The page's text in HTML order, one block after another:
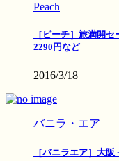
Peach
［ピーチ］旅満開
2290円など
2016/3/18
バニラ・エア
［バニラエア］大